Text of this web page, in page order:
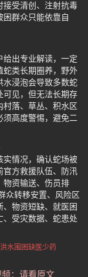
接受清创、注射抗毒
困群众只能依靠自
出专业解读，一定
蛇类长期圈养，野外
水浸泡会导致多数蛇
可见，但无法长期存
落、草丛、积水区
须高度警惕，避免二
实情况，确认蛇场被
官方救援队伍、防汛
物资输送、伤员排
众转移安置、风险区
物资短缺、就医困
受灾数据、蛇患处
洪水围困缺医少药
：请看原文